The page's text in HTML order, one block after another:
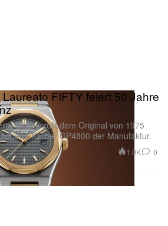
FIFTY feiert 50 Jahre
Edition zollt dem Original von 1975
Kaliber GP4800 der Manufaktur.
1.0K 0